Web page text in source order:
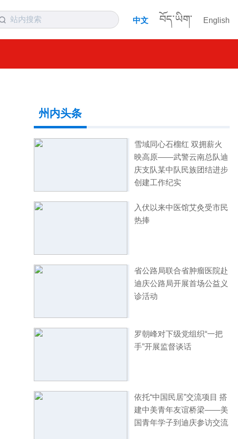
中文 བོད་ཡིག་ English
州内头条
雪域同心石榴红 双拥薪火
映高原——武警云南总队迪
庆支队某中队民族团结进步
创建工作纪实
入伏以来中医馆艾灸受市民
热捧
省公路局联合省肿瘤医院赴
迪庆公路局开展首场公益义
诊活动
罗朝峰对下级党组织“一把
手”开展监督谈话
依托“中国民居”交流项目 搭
建中美青年友谊桥梁——美
国青年学子到迪庆参访交流